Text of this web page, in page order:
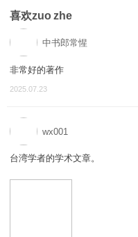
喜欢zuo zhe
中书郎常惺
非常好的著作
2025.07.23
wx001
台湾学者的学术文章。